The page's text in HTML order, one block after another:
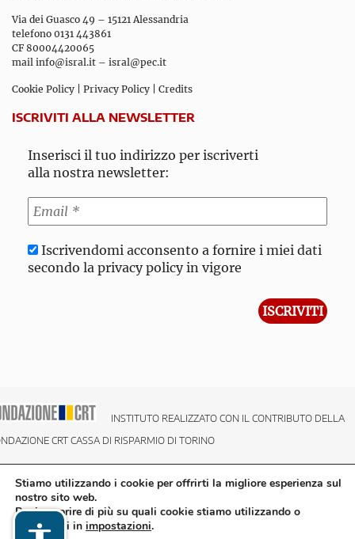
Via dei Guasco 49 – 15121 Alessandria
telefono 0131 443861
CF 80004420065
mail info@isral.it – isral@pec.it
Cookie Policy Privacy Policy Credits
ISCRIVITI ALLA NEWSLETTER
Inserisci il tuo indirizzo per iscriverti
alla nostra newsletter:
Iscrivendomi acconsento a fornire i miei dati
secondo la privacy policy in vigore
INSTITUTO REALIZZATO CON IL CONTRIBUTO DELLA
CRT CASSA DI RISPARMIO DI TORINO
Stiamo utilizzando i cookie per offrirti la migliore esperienza sul
nostro sito web.
Puoi scoprire di più su quali cookie stiamo utilizzando o
disattivarli in impostazioni.